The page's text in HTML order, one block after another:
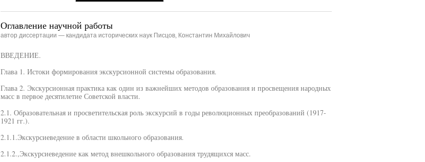
Оглавление научной работы
автор диссертации — кандидата исторических наук Писцов, Константин Михайлович
ВВЕДЕНИЕ.
Глава 1. Истоки формирования экскурсионной системы образования.
Глава 2. Экскурсионная практика как один из важнейших методов образования и просвещения народных
масс в первое десятилетие Советской власти.
2.1. Образовательная и просветительская роль экскурсий в годы революционных преобразований (1917-
1921 гг.).
2.1.1.Экскурсиеведение в области школьного образования.
2.1.2.,Экскурсиеведение как метод внешкольного образования трудящихся масс.